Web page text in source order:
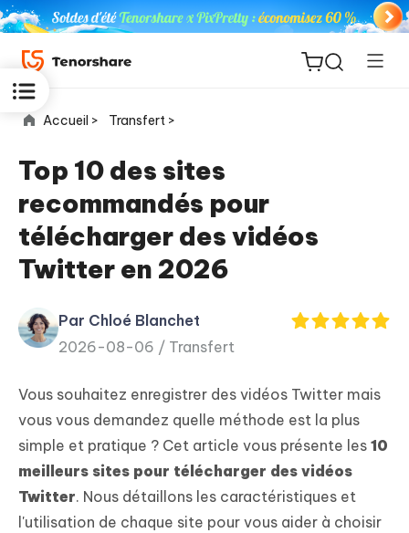
ReiBoot
for iOS
PDF
Editor
New
iAnyGo
Accueil > Transfert >
Top 10 des sites
recommandés pour
télécharger des vidéos
Twitter en 2026
Par Chloé Blanchet
2026-08-06 / Transfert
Vous souhaitez enregistrer des vidéos Twitter mais
vous vous demandez quelle méthode est la plus
simple et pratique ? Cet article vous présente les 10
meilleurs sites pour télécharger des vidéos
Twitter. Nous détaillons les caractéristiques et
l'utilisation de chaque site pour vous aider à choisir